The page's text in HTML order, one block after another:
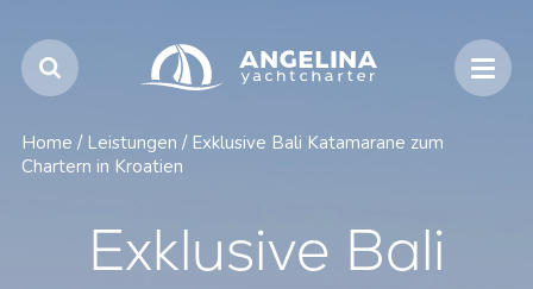
Home / Leistungen / Exklusive Bali Katamarane zum
Chartern in Kroatien
Exklusive Bali